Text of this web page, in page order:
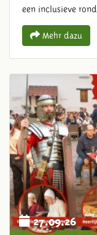
een inclusieve
Mehr dazu
27.09.26